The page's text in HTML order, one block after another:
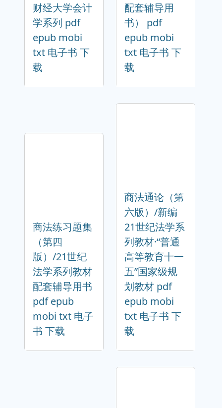
财经大学会计
学系列 pdf
epub mobi
txt 电子书 下
载
配套辅导用
书） pdf
epub mobi
txt 电子书 下
载
商法练习题集
（第四
版）/21世纪
法学系列教材
配套辅导用书
pdf epub
mobi txt 电子
书 下载
商法通论（第
六版）/新编
21世纪法学系
列教材·“普通
高等教育十一
五”国家级规
划教材 pdf
epub mobi
txt 电子书 下
载